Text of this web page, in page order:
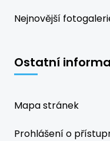
Nejnovější
Ostatní
Mapa stránek
Prohlášení o